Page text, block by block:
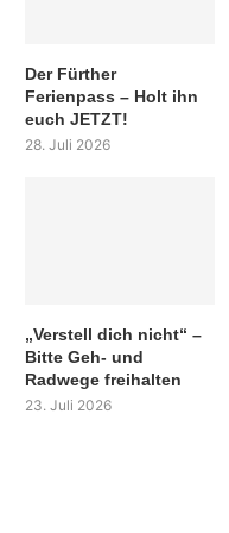
Der Fürther
Ferienpass – Holt ihn
euch JETZT!
28. Juli 2026
„Verstell dich nicht“ –
Bitte Geh- und
Radwege freihalten
23. Juli 2026